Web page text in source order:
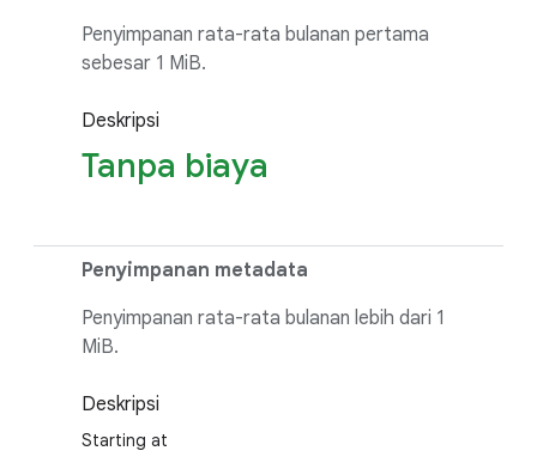
Penyimpanan rata-rata bulanan pertama
sebesar 1 MiB.
Deskripsi
Tanpa biaya
Penyimpanan metadata
Penyimpanan rata-rata bulanan lebih dari 1
MiB.
Deskripsi
Starting at